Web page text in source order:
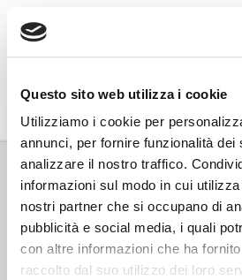
Questo sito web utilizza i cookie
Utilizziamo i cookie per
annunci, per fornire funzionalità dei
analizzare il nostro traffico.
informazioni sul modo in cui
nostri partner che si occupano di
pubblicità e social media, i quali
con altre informazioni che ha
raccolto dal suo utilizzo dei loro
Associazione Go Wine
Via Vida, 6
12051 Alba (Cn)
tel. +39 0173 364631
Codice SDI: USAL8PV
PEC gowine@legalmail.it
info@gowinet.it